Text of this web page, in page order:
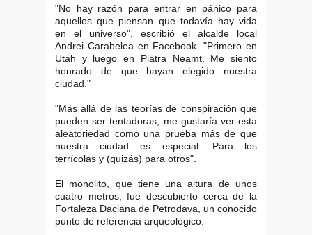
"No hay razón para entrar en pánico para
aquellos que piensan que todavía hay vida
en el universo", escribió el alcalde local
Andrei Carabelea en Facebook. "Primero en
Utah y luego en Piatra Neamt. Me siento
honrado de que hayan elegido nuestra
ciudad."
"Más allá de las teorías de conspiración que
pueden ser tentadoras, me gustaría ver esta
aleatoriedad como una prueba más de que
nuestra ciudad es especial. Para los
terrícolas y (quizás) para otros".
El monolito, que tiene una altura de unos
cuatro metros, fue descubierto cerca de la
Fortaleza Daciana de Petrodava, un conocido
punto de referencia arqueológico.